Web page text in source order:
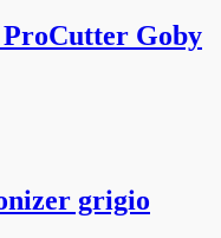
Goby
grigio